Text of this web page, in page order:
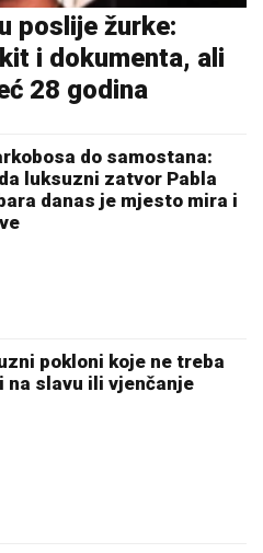
poslije žurke:
i dokumenta, ali
28 godina
do samostana:
luksuzni zatvor Pabla
danas je mjesto mira i
pokloni koje ne treba
na slavu ili vjenčanje